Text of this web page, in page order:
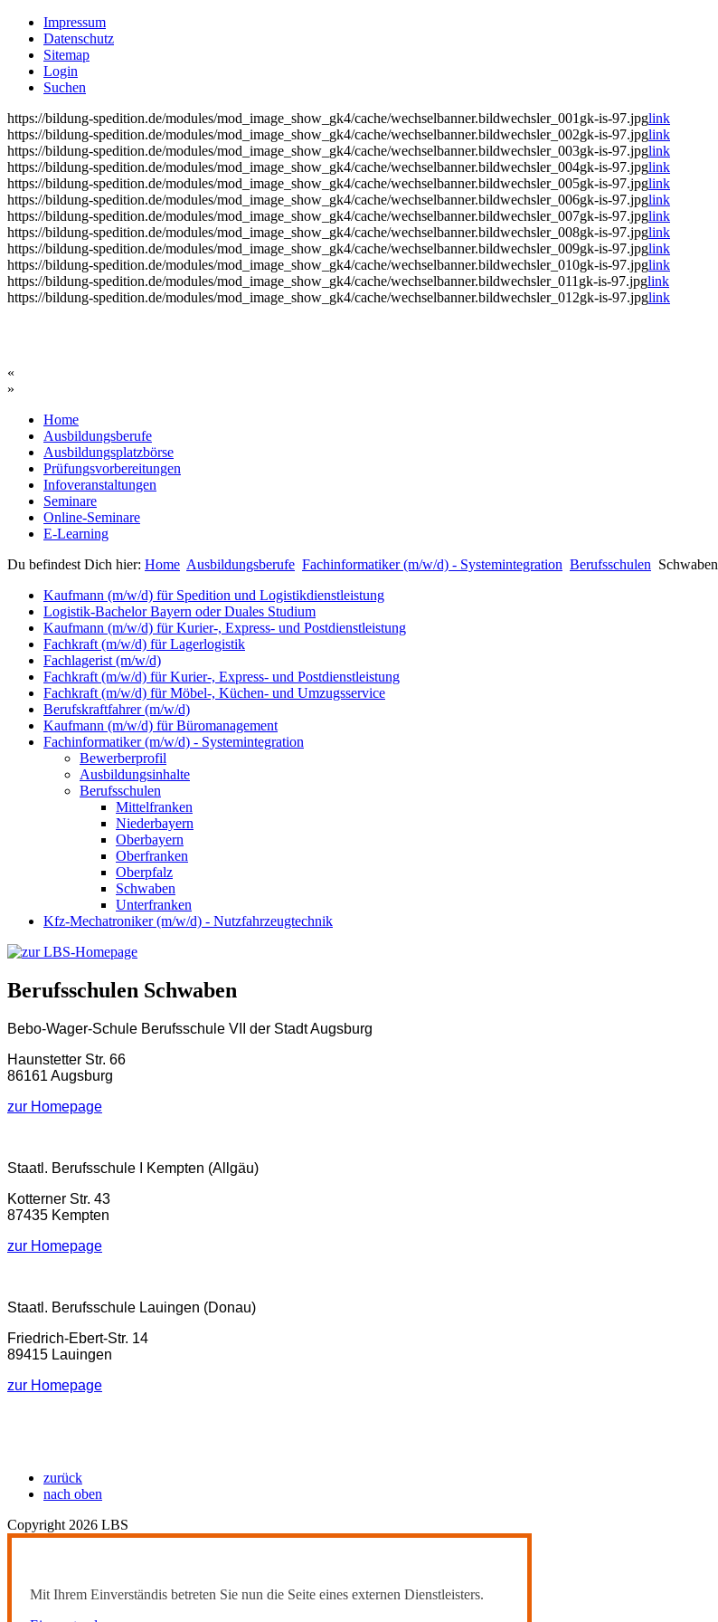
Impressum
Datenschutz
Sitemap
Login
Suchen
https://bildung-spedition.de/modules/mod_image_show_gk4/cache/wechselbanner.bildwechsler_001gk-is-97.jpglink
https://bildung-spedition.de/modules/mod_image_show_gk4/cache/wechselbanner.bildwechsler_002gk-is-97.jpglink
https://bildung-spedition.de/modules/mod_image_show_gk4/cache/wechselbanner.bildwechsler_003gk-is-97.jpglink
https://bildung-spedition.de/modules/mod_image_show_gk4/cache/wechselbanner.bildwechsler_004gk-is-97.jpglink
https://bildung-spedition.de/modules/mod_image_show_gk4/cache/wechselbanner.bildwechsler_005gk-is-97.jpglink
https://bildung-spedition.de/modules/mod_image_show_gk4/cache/wechselbanner.bildwechsler_006gk-is-97.jpglink
https://bildung-spedition.de/modules/mod_image_show_gk4/cache/wechselbanner.bildwechsler_007gk-is-97.jpglink
https://bildung-spedition.de/modules/mod_image_show_gk4/cache/wechselbanner.bildwechsler_008gk-is-97.jpglink
https://bildung-spedition.de/modules/mod_image_show_gk4/cache/wechselbanner.bildwechsler_009gk-is-97.jpglink
https://bildung-spedition.de/modules/mod_image_show_gk4/cache/wechselbanner.bildwechsler_010gk-is-97.jpglink
https://bildung-spedition.de/modules/mod_image_show_gk4/cache/wechselbanner.bildwechsler_011gk-is-97.jpglink
https://bildung-spedition.de/modules/mod_image_show_gk4/cache/wechselbanner.bildwechsler_012gk-is-97.jpglink
«
»
Home
Ausbildungsberufe
Ausbildungsplatzbörse
Prüfungsvorbereitungen
Infoveranstaltungen
Seminare
Online-Seminare
E-Learning
Du befindest Dich hier: Home Ausbildungsberufe Fachinformatiker (m/w/d) - Systemintegration Berufsschulen Schwaben
Kaufmann (m/w/d) für Spedition und Logistikdienstleistung
Logistik-Bachelor Bayern oder Duales Studium
Kaufmann (m/w/d) für Kurier-, Express- und Postdienstleistung
Fachkraft (m/w/d) für Lagerlogistik
Fachlagerist (m/w/d)
Fachkraft (m/w/d) für Kurier-, Express- und Postdienstleistung
Fachkraft (m/w/d) für Möbel-, Küchen- und Umzugsservice
Berufskraftfahrer (m/w/d)
Kaufmann (m/w/d) für Büromanagement
Fachinformatiker (m/w/d) - Systemintegration
Bewerberprofil
Ausbildungsinhalte
Berufsschulen
Mittelfranken
Niederbayern
Oberbayern
Oberfranken
Oberpfalz
Schwaben
Unterfranken
Kfz-Mechatroniker (m/w/d) - Nutzfahrzeugtechnik
Berufsschulen Schwaben
Bebo-Wager-Schule Berufsschule VII der Stadt Augsburg
Haunstetter Str. 66
86161 Augsburg
zur Homepage
Staatl. Berufsschule I Kempten (Allgäu)
Kotterner Str. 43
87435 Kempten
zur Homepage
Staatl. Berufsschule Lauingen (Donau)
Friedrich-Ebert-Str. 14
89415 Lauingen
zur Homepage
zurück
nach oben
Copyright 2026 LBS
Mit Ihrem Einverständis betreten Sie nun die Seite eines externen Dienstleisters.